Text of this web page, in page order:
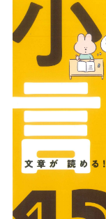
お問い合わせ